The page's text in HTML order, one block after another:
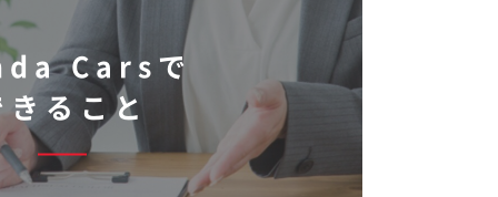
Carsで
きること